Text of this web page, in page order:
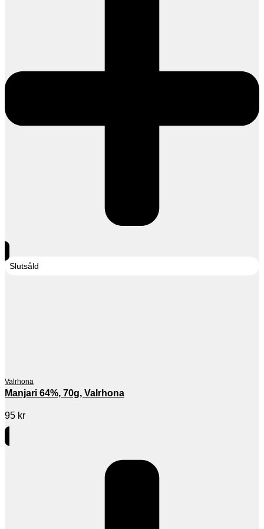
Slutsåld
Valrhona
Manjari 64%, 70g, Valrhona
95 kr